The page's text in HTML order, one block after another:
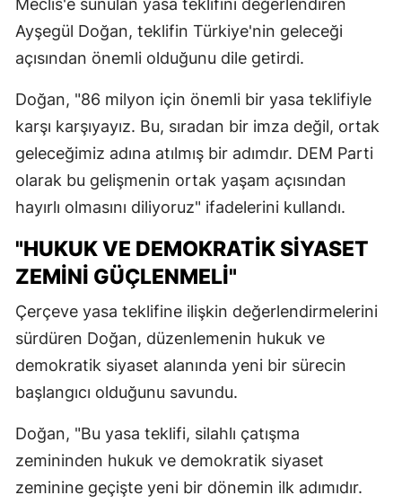
Meclis'e sunulan yasa teklifini değerlendiren
Ayşegül Doğan, teklifin Türkiye'nin geleceği
açısından önemli olduğunu dile getirdi.
Doğan, "86 milyon için önemli bir yasa teklifiyle
karşı karşıyayız. Bu, sıradan bir imza değil, ortak
geleceğimiz adına atılmış bir adımdır. DEM Parti
olarak bu gelişmenin ortak yaşam açısından
hayırlı olmasını diliyoruz" ifadelerini kullandı.
"HUKUK VE DEMOKRATİK SİYASET
ZEMİNİ GÜÇLENMELİ"
Çerçeve yasa teklifine ilişkin değerlendirmelerini
sürdüren Doğan, düzenlemenin hukuk ve
demokratik siyaset alanında yeni bir sürecin
başlangıcı olduğunu savundu.
Doğan, "Bu yasa teklifi, silahlı çatışma
zemininden hukuk ve demokratik siyaset
zeminine geçişte yeni bir dönemin ilk adımıdır.